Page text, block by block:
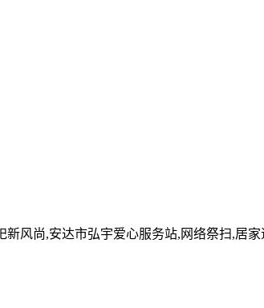
风尚,安达市弘宇爱心服务站,网络祭扫,居